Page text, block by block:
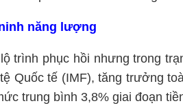
năng lượng
trình phục hồi nhưng trong
Quốc tế (IMF), tăng trưởng
trung bình 3,8% giai đoạn